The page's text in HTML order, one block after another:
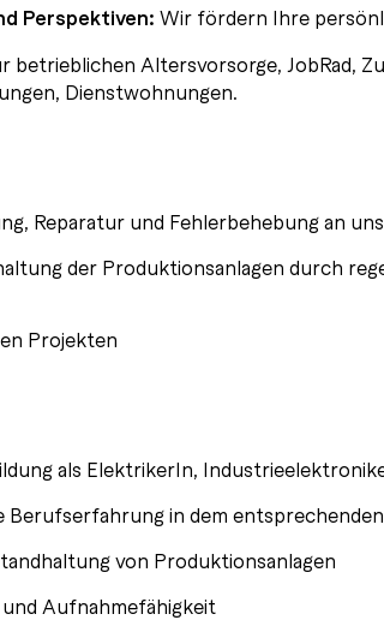
Perspektiven: Wir fördern Ihre
betrieblichen Altersvorsorge, JobRad,
Dienstwohnungen.
Reparatur und Fehlerbehebung an
der Produktionsanlagen durch
Projekten
als ElektrikerIn,
Berufserfahrung in dem
von Produktionsanlagen
Aufnahmefähigkeit